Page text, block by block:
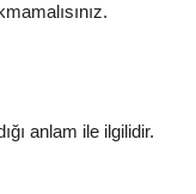
anlam ile ilgilidir.